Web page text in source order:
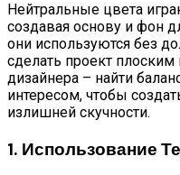
Нейтральные цвета
создавая основу и фон
они используются без
сделать проект
дизайнера – найти
интересом, чтобы
излишней скучности.
1. Использование